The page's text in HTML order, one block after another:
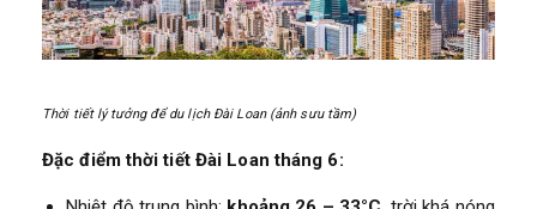
Thời tiết lý tưởng để du lịch Đài Loan (ảnh sưu tầm)
Đặc điểm thời tiết Đài Loan tháng 6: